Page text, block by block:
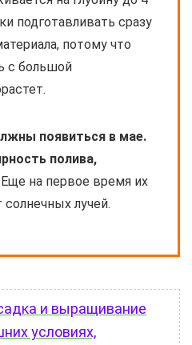
подготавливать сразу
потому что
с большой
появиться в мае.
полива,
Еще на первое время их
лучей.
и выращивание
условиях,